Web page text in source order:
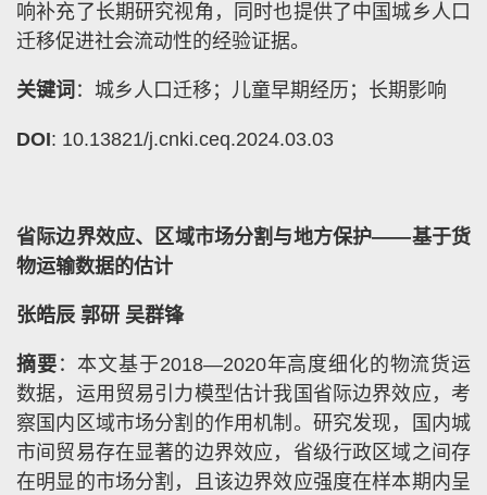
响补充了长期研究视角，同时也提供了中国城乡人口
迁移促进社会流动性的经验证据。
关键词 ：城乡人口迁移；儿童早期经历；长期影响
DOI: 10.13821/j.cnki.ceq.2024.03.03
省际边界效应、区域市场分割与地方保护——基于货
物运输数据的估计
张皓辰 郭研 吴群锋
摘要 ：本文基于2018—2020年高度细化的物流货运
数据，运用贸易引力模型估计我国省际边界效应，考
察国内区域市场分割的作用机制。研究发现，国内城
市间贸易存在显著的边界效应，省级行政区域之间存
在明显的市场分割，且该边界效应强度在样本期内呈